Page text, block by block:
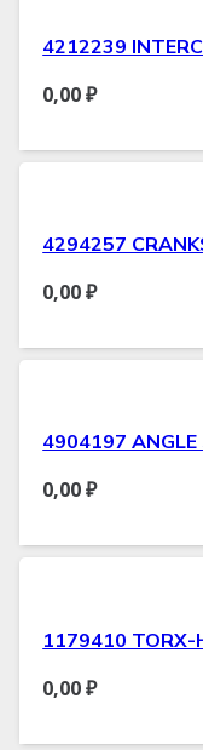
4212239
0,00₽
4294257
0,00₽
4904197 ANGLE
0,00₽
1179410 TORX-
0,00₽